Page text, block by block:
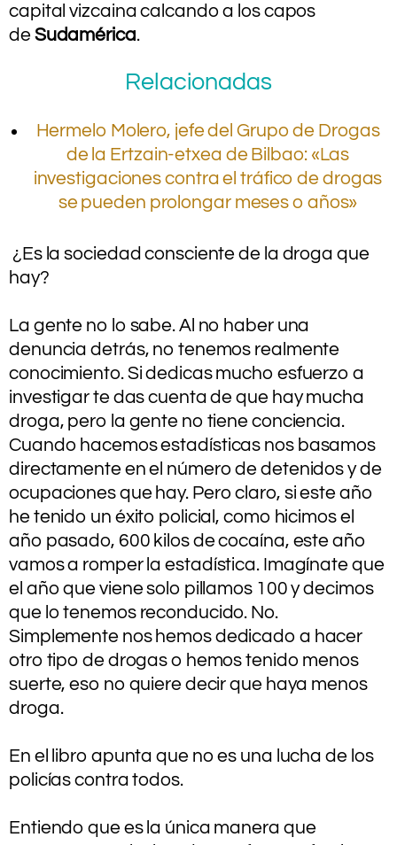
capital vizcaina calcando a los capos
deSudamérica.
Relacionadas
Hermelo Molero, jefe del Grupo de Drogas
de la Ertzain-etxea de Bilbao: «Las
investigaciones contra el tráfico de drogas
se pueden prolongar meses o años»
¿Es la sociedad consciente de la droga que
hay?
La gente no lo sabe. Al no haber una
denuncia detrás, no tenemos realmente
conocimiento. Si dedicas mucho esfuerzo a
investigar te das cuenta de que hay mucha
droga, pero la gente no tiene conciencia.
Cuando hacemos estadísticas nos basamos
directamente en el número de detenidos y de
ocupaciones que hay. Pero claro, si este año
he tenido un éxito policial, como hicimos el
año pasado, 600 kilos de cocaína, este año
vamos a romper la estadística. Imagínate que
el año que viene solo pillamos 100 y decimos
que lo tenemos reconducido. No.
Simplemente nos hemos dedicado a hacer
otro tipo de drogas o hemos tenido menos
suerte, eso no quiere decir que haya menos
droga.
En el libro apunta que no es una lucha de los
policías contra todos.
Entiendo que es la única manera que